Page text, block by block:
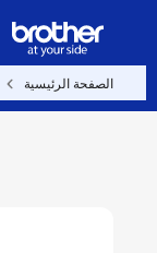
الصفحة الرئيسية